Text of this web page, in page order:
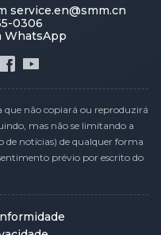
service.en@smm.cn
0306
WhatsApp
que não copiará ou reproduzirá
mas não se limitando a
de notícias) de qualquer forma
prévio por escrito do